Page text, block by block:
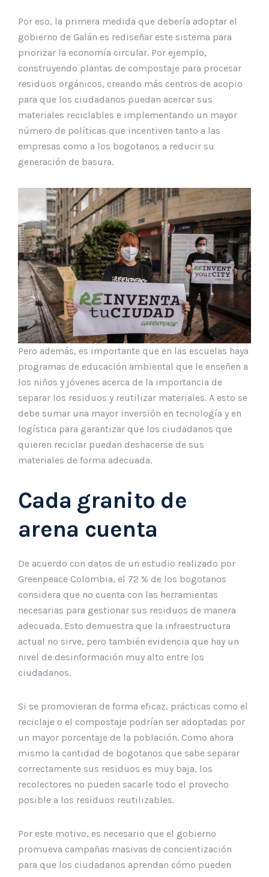
Por eso, la primera medida que debería adoptar el
gobierno de Galán es rediseñar este sistema para
priorizar la economía circular. Por ejemplo,
construyendo plantas de compostaje para procesar
residuos orgánicos, creando más centros de acopio
para que los ciudadanos puedan acercar sus
materiales reciclables e implementando un mayor
número de políticas que incentiven tanto a las
empresas como a los bogotanos a reducir su
generación de basura.
Pero además, es importante que en las escuelas haya
programas de educación ambiental que le enseñen a
los niños y jóvenes acerca de la importancia de
separar los residuos y reutilizar materiales. A esto se
debe sumar una mayor inversión en tecnología y en
logística para garantizar que los ciudadanos que
quieren reciclar puedan deshacerse de sus
materiales de forma adecuada.
Cada granito de
arena cuenta
De acuerdo con datos de un estudio realizado por
Greenpeace Colombia, el 72 % de los bogotanos
considera que no cuenta con las herramientas
necesarias para gestionar sus residuos de manera
adecuada. Esto demuestra que la infraestructura
actual no sirve, pero también evidencia que hay un
nivel de desinformación muy alto entre los
ciudadanos.
Si se promovieran de forma eficaz, prácticas como el
reciclaje o el compostaje podrían ser adoptadas por
un mayor porcentaje de la población. Como ahora
mismo la cantidad de bogotanos que sabe separar
correctamente sus residuos es muy baja, los
recolectores no pueden sacarle todo el provecho
posible a los residuos reutilizables.
Por este motivo, es necesario que el gobierno
promueva campañas masivas de concientización
para que los ciudadanos aprendan cómo pueden